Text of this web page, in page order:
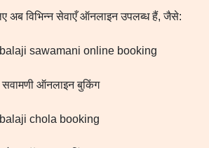
अब विभिन्न सेवाएँ ऑनलाइन उपलब्ध हैं, जैसे:
sawamani online booking
सवामणी ऑनलाइन बुकिंग
chola booking